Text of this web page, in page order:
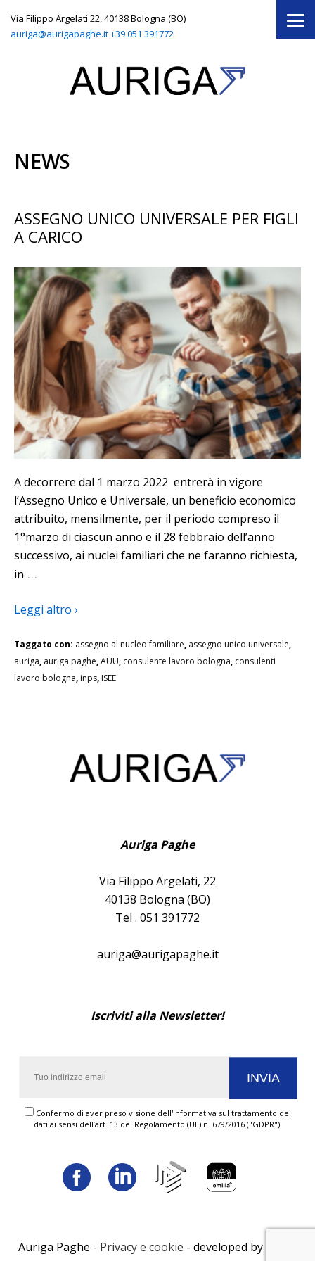
Via Filippo Argelati 22, 40138 Bologna (BO)
auriga@aurigapaghe.it+39 051 391772
NEWS
ASSEGNO UNICO UNIVERSALE PER FIGLI
A CARICO
A decorrere dal 1 marzo 2022 entrerà in vigore
l’Assegno Unico e Universale, un beneficio economico
attribuito, mensilmente, per il periodo compreso il
1°marzo di ciascun anno e il 28 febbraio dell’anno
successivo, ai nuclei familiari che ne faranno richiesta,
in …
Leggi altro ›
Taggato con: assegno al nucleo familiare, assegno unico universale,
auriga, auriga paghe,AUU, consulente lavoro bologna, consulenti
lavoro bologna, inps, ISEE
Auriga Paghe
Via Filippo Argelati, 22
40138 Bologna (BO)
Tel . 051 391772
auriga@aurigapaghe.it
Iscriviti alla Newsletter!
Confermo di aver preso visione dell'informativa sul trattamento dei
dati ai sensi dell’art. 13 del Regolamento (UE) n. 679/2016 ("GDPR").
Auriga Paghe - Privacy e cookie - developed by